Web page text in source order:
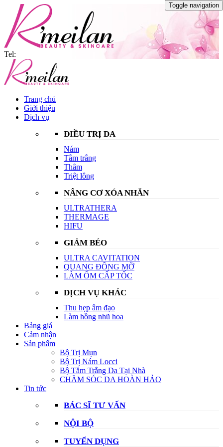
Tel:
Toggle navigation
Trang chủ
Giới thiệu
Dịch vụ
ĐIỀU TRỊ DA
Nám
Tắm trắng
Thâm
Triệt lông
NÂNG CƠ XÓA NHĂN
ULTRATHERA
THERMAGE
HIFU
GIẢM BÉO
ULTRA CAVITATION
QUANG ĐÔNG MỠ
LÀM ỐM CẤP TỐC
DỊCH VỤ KHÁC
Thu hẹp âm đạo
Làm hồng nhũ hoa
Bảng giá
Cảm nhận
Sản phẩm
Bộ Trị Mụn
Bộ Trị Nám Locci
Bộ Tắm Trắng Da Tại Nhà
CHĂM SÓC DA HOÀN HẢO
Tin tức
BÁC SĨ TƯ VẤN
NỘI BỘ
TUYỂN DỤNG